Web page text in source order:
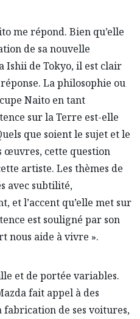
me répond. Bien qu’elle
de sa nouvelle
Ishii de Tokyo, il est clair
La philosophie ou
Naito en tant
sur la Terre est-elle
que soient le sujet et le
œuvres, cette question
artiste. Les thèmes de
avec subtilité,
et l’accent qu’elle met sur
est souligné par son
nous aide à vivre ».
et de portée variables.
fait appel à des
de ses voitures,